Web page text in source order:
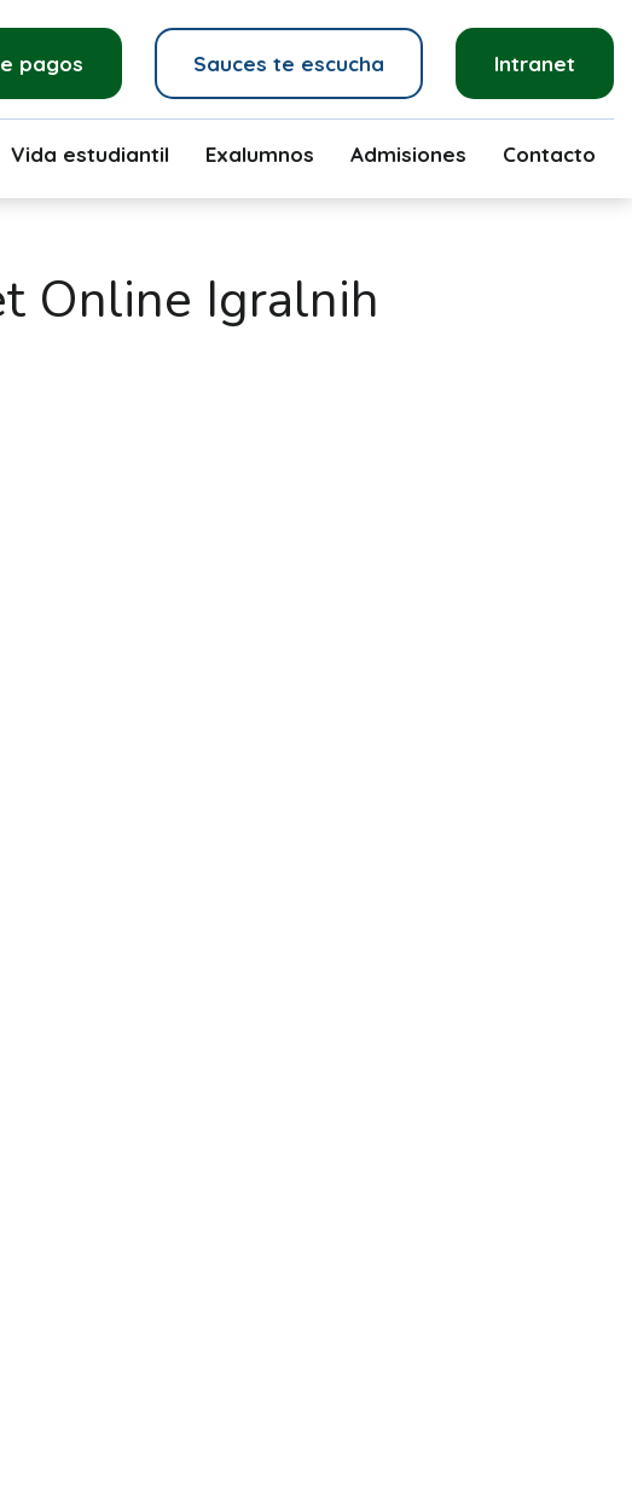
pagos Sauces te escucha Intranet
Vida estudiantil Exalumnos Admisiones Contacto
Online Igralnih